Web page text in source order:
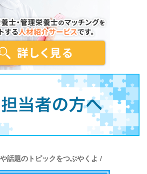
話題のトピックをつぶやくよ /